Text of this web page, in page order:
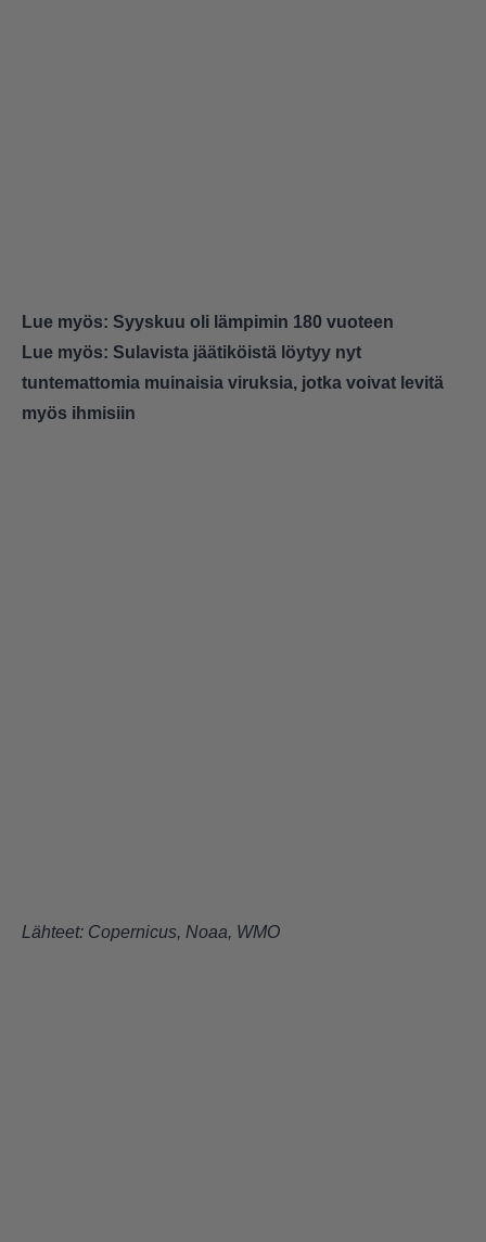
Lue myös: Syyskuu oli lämpimin 180 vuoteen
Lue myös: Sulavista jäätiköistä löytyy nyt
tuntemattomia muinaisia viruksia, jotka voivat levitä
myös ihmisiin
Lähteet: Copernicus, Noaa, WMO